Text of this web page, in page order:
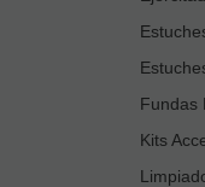
Fundas
Kits